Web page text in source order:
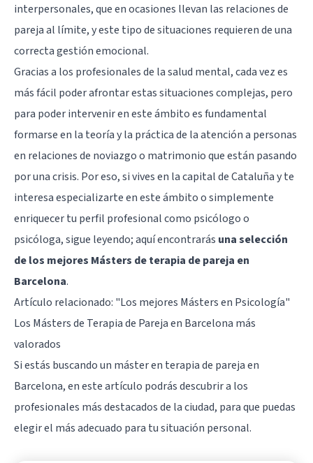
interpersonales, que en ocasiones llevan las relaciones de
pareja al límite, y este tipo de situaciones requieren de una
correcta gestión emocional.
Gracias a los profesionales de la salud mental, cada vez es
más fácil poder afrontar estas situaciones complejas, pero
para poder intervenir en este ámbito es fundamental
formarse en la teoría y la práctica de la atención a personas
en relaciones de noviazgo o matrimonio que están pasando
por una crisis. Por eso, si vives en la capital de Cataluña y te
interesa especializarte en este ámbito o simplemente
enriquecer tu perfil profesional como psicólogo o
psicóloga, sigue leyendo; aquí encontrarás una selección
de los mejores Másters de terapia de pareja en
Barcelona.
Artículo relacionado: "Los mejores Másters en Psicología"
Los Másters de Terapia de Pareja en Barcelona más
valorados
Si estás buscando un máster en terapia de pareja en
Barcelona, en este artículo podrás descubrir a los
profesionales más destacados de la ciudad, para que puedas
elegir el más adecuado para tu situación personal.